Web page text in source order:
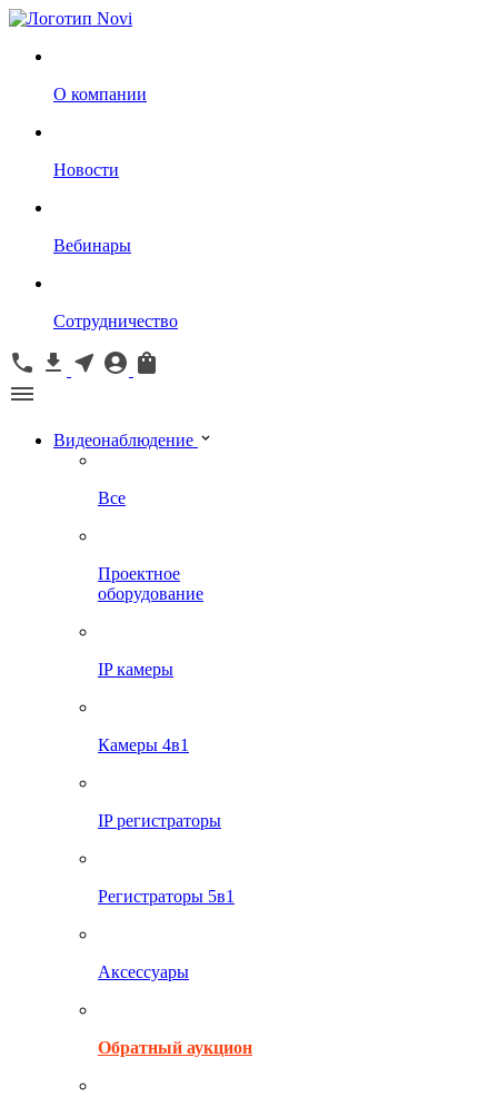
О компании
Новости
Вебинары
Сотрудничество
Видеонаблюдение
Все
Проектное
оборудование
IP камеры
Камеры 4в1
IP регистраторы
Регистраторы 5в1
Аксессуары
Обратный аукцион